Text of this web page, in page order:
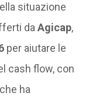
situazione
da Agicap,
per aiutare le
cash flow, con
ha